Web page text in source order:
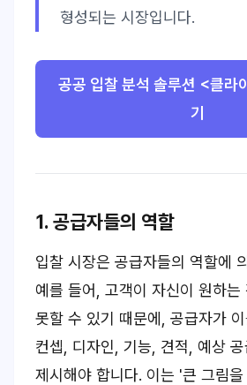
형성되는 시장입니다.
공공 입찰 분석 솔루션 <클라
기
1. 공급자들의 역할
입찰 시장은 공급자들의 역할에
예를 들어, 고객이 자신이 원하는
못할 수 있기 때문에, 공급자가
컨셉, 디자인, 기능, 견적, 예상
제시해야 합니다. 이는 '큰 그림